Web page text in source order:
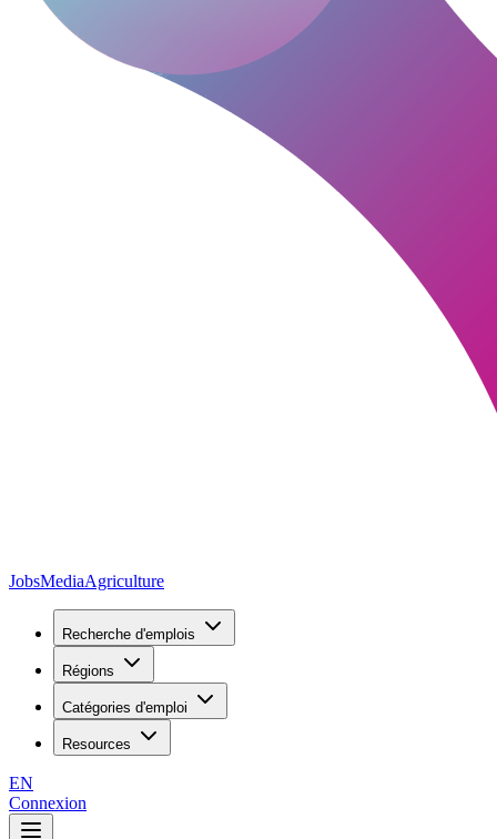
JobsMediaAgriculture
Recherche d'emplois
Régions
Catégories d'emploi
Resources
EN
Connexion